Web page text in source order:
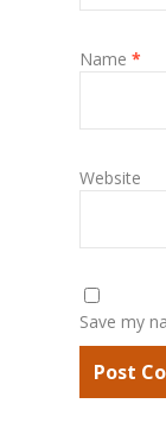
Name *
Website
Save my